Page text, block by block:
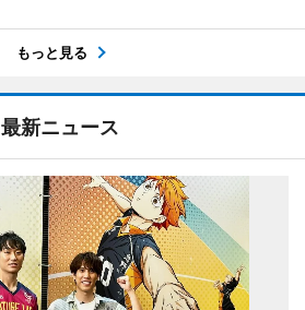
もっと見る
最新ニュース